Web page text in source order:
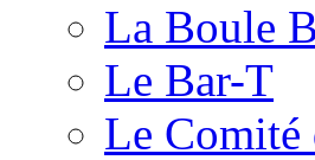
La Boule
Le Bar-T
Le Comité